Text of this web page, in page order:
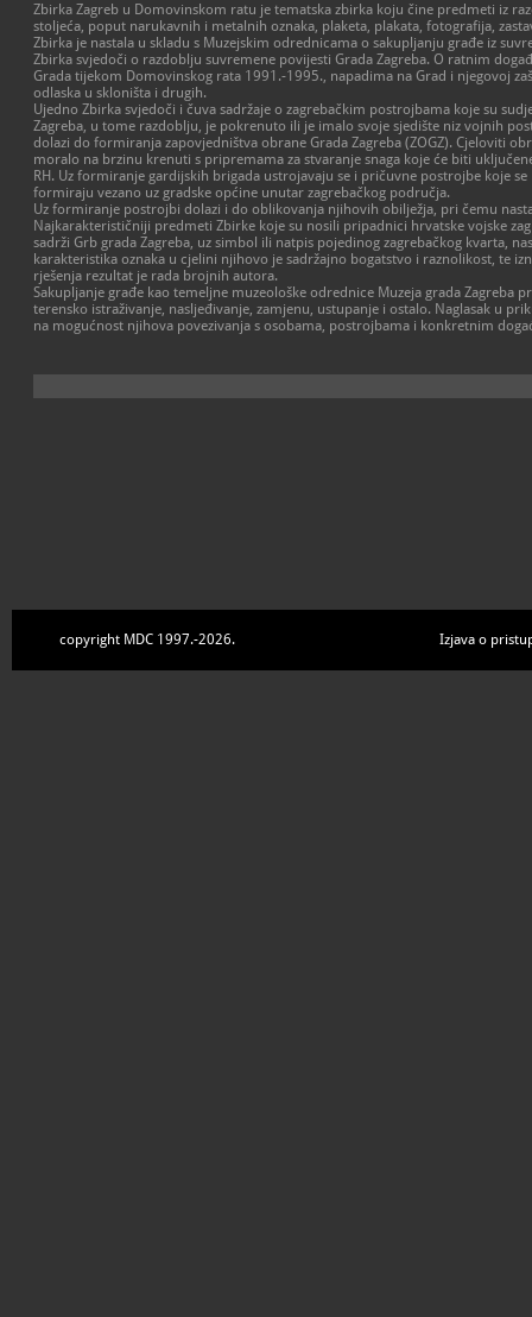
Zbirka Zagreb u Domovinskom ratu je tematska zbirka koju čine predmeti iz
stoljeća, poput narukavnih i metalnih oznaka, plaketa, plakata, fotografija,
Zbirka je nastala u skladu s Muzejskim odrednicama o sakupljanju građe iz
Zbirka svjedoči o razdoblju suvremene povijesti Grada Zagreba. O ratnim
Grada tijekom Domovinskog rata 1991.-1995., napadima na Grad i njegovoj
odlaska u skloništa i drugih.
Ujedno Zbirka svjedoči i čuva sadržaje o zagrebačkim postrojbama koje su
Zagreba, u tome razdoblju, je pokrenuto ili je imalo svoje sjedište niz vojnih
dolazi do formiranja zapovjedništva obrane Grada Zagreba (ZOGZ). Cjeloviti
moralo na brzinu krenuti s pripremama za stvaranje snaga koje će biti
RH. Uz formiranje gardijskih brigada ustrojavaju se i pričuvne postrojbe koje
formiraju vezano uz gradske općine unutar zagrebačkog područja.
Uz formiranje postrojbi dolazi i do oblikovanja njihovih obilježja, pri čemu
Najkarakterističniji predmeti Zbirke koje su nosili pripadnici hrvatske vojske
sadrži Grb grada Zagreba, uz simbol ili natpis pojedinog zagrebačkog kvarta,
karakteristika oznaka u cjelini njihovo je sadržajno bogatstvo i raznolikost, te
rješenja rezultat je rada brojnih autora.
Sakupljanje građe kao temeljne muzeološke odrednice Muzeja grada Zagreba
terensko istraživanje, nasljeđivanje, zamjenu, ustupanje i ostalo. Naglasak u
na mogućnost njihova povezivanja s osobama, postrojbama i konkretnim
copyright MDC 1997.-2026. Izjava o